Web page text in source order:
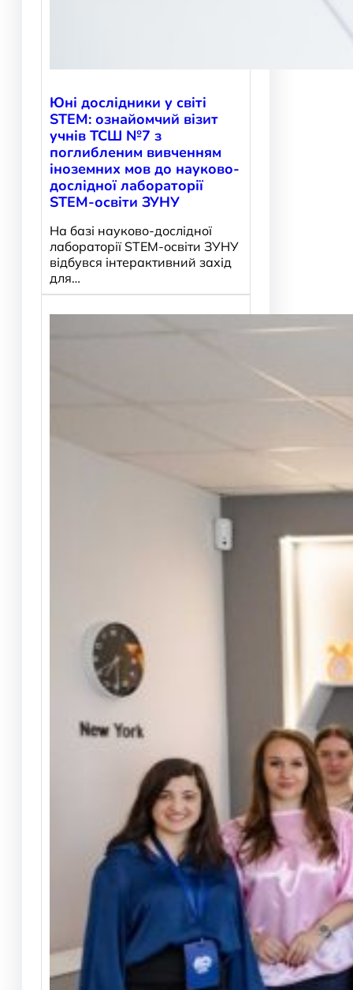
Юні дослідники у світі
STEM: ознайомчий візит
учнів ТСШ №7 з
поглибленим вивченням
іноземних мов до науково-
дослідної лабораторії
STEM-освіти ЗУНУ
На базі науково-дослідної
лабораторії STEM-освіти ЗУНУ
відбувся інтерактивний захід
для…